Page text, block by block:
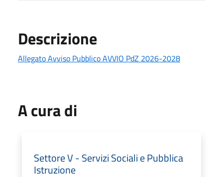
Descrizione
Allegato Avviso Pubblico AVVIO PdZ 2026-2028
A cura di
Settore V - Servizi Sociali e Pubblica
Istruzione